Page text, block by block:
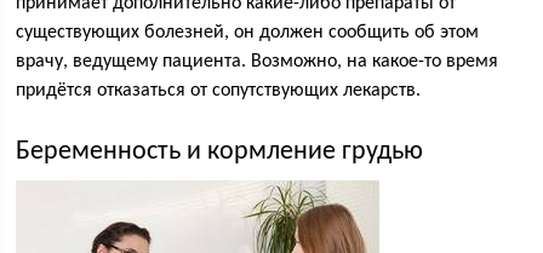
принимает дополнительно какие-либо препараты от
существующих болезней, он должен сообщить об этом
врачу, ведущему пациента. Возможно, на какое-то время
придётся отказаться от сопутствующих лекарств.
Беременность и кормление грудью